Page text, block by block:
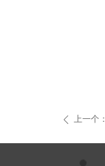
ꄴ 上一个：